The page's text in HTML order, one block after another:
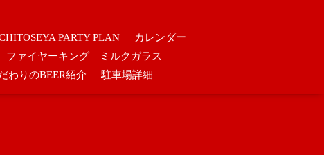
PARTY PLAN
カレンダー
ファイヤーキング ミルクガラス
わりのBEER紹介 駐車場詳細